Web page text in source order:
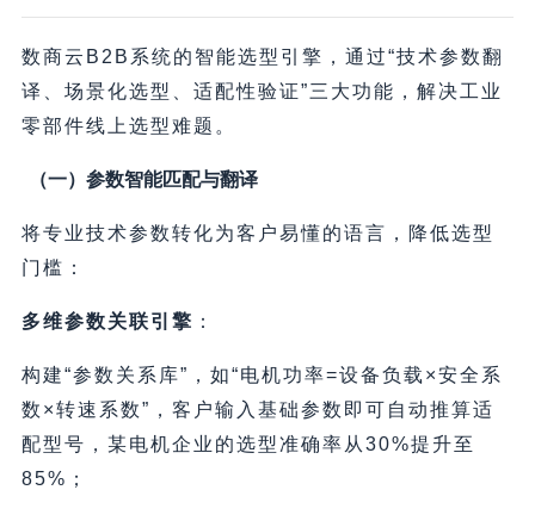
数商云B2B系统的智能选型引擎，通过“技术参数翻
译、场景化选型、适配性验证”三大功能，解决工业
零部件线上选型难题。
（一）参数智能匹配与翻译
将专业技术参数转化为客户易懂的语言，降低选型
门槛：
多维参数关联引擎 ：
构建“参数关系库”，如“电机功率=设备负载×安全系
数×转速系数”，客户输入基础参数即可自动推算适
配型号，某电机企业的选型准确率从30%提升至
85%；